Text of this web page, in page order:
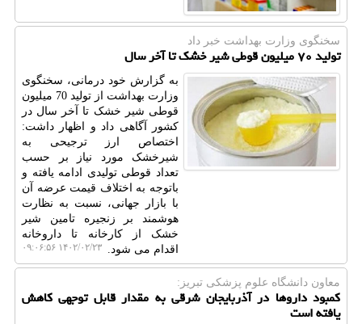
سخنگوی وزارت بهداشت خبر داد
تولید ۷۰ میلیون قوطی شیر خشک تا آخر سال
به گزارش خود درمانی، سخنگوی
وزارت بهداشت از تولید 70 میلیون
قوطی شیر خشک تا آخر سال در
کشور آگاهی داد و اظهار داشت:
اختصاص ارز ترجیحی به
شیرخشک مورد نیاز بر حسب
تعداد قوطی تولیدی ادامه یافته و
باتوجه به اختلاف قیمت عرضه آن
با بازار جهانی، نسبت به نظارت
هوشمند بر زنجیره تامین شیر
خشک از کارخانه تا داروخانه
اقدام می شود.
۱۴۰۲/۰۲/۲۳ ۰۹:۰۶:۵۶
معاون دانشگاه علوم پزشكی تبریز:
کمبود داروها در آذربایجان شرقی به مقدار قابل توجهی کاهش
یافته است